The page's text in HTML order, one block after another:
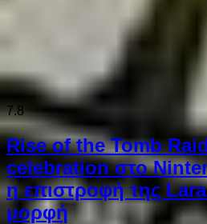
7.8
Rise of the Tomb
celebration στο
η επιστροφή της
μορφή